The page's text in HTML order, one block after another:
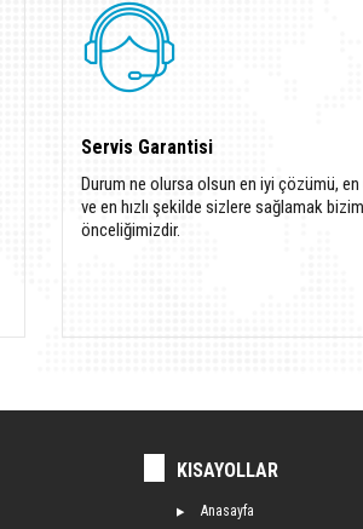
Servis Garantisi
Durum ne olursa olsun en iyi çözümü,
ve en hızlı şekilde sizlere sağlamak
önceliğimizdir.
KISAYOLLAR
Anasayfa